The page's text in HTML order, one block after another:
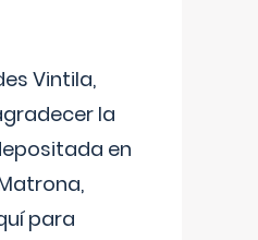
Vintila,
la
en
para